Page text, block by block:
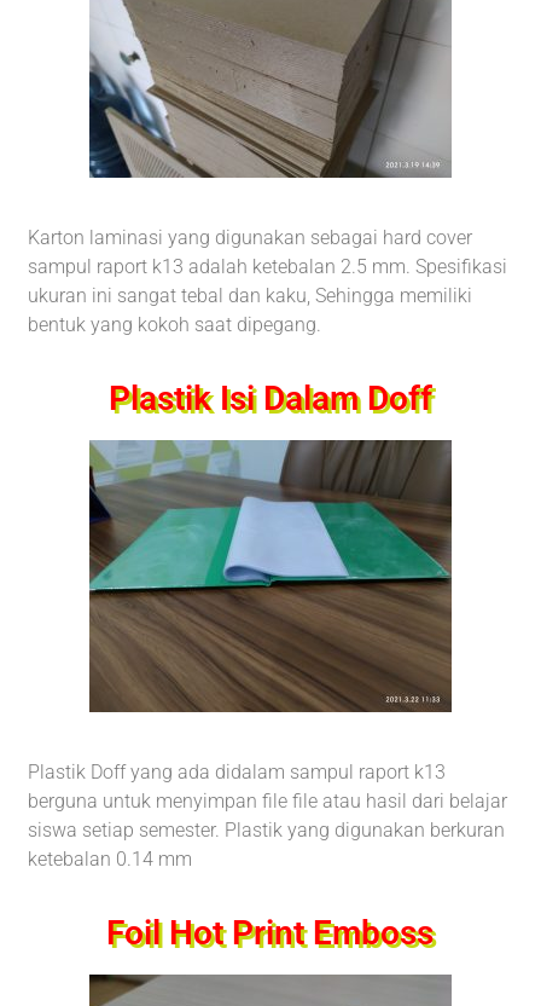
Karton laminasi yang digunakan sebagai hard cover
sampul raport k13 adalah ketebalan 2.5 mm. Spesifikasi
ukuran ini sangat tebal dan kaku, Sehingga memiliki
bentuk yang kokoh saat dipegang.
Plastik Isi Dalam Doff
Plastik Doff yang ada didalam sampul raport k13
berguna untuk menyimpan file file atau hasil dari belajar
siswa setiap semester. Plastik yang digunakan berkuran
ketebalan 0.14 mm
Foil Hot Print Emboss